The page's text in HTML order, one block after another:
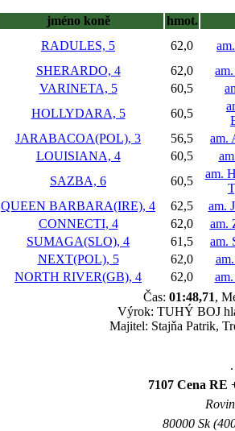
jméno koně
hmot.
RADULES, 5 62,0
SHERARDO, 4 62,0
VARINETA, 5 60,5
HOLLYDARA, 5 60,5
JARABACOA(POL), 3 56,5
am.
LOUISIANA, 4 60,5
SAZBA, 6 60,5
am.
QUEEN BARBARA(IRE), 4 62,5
am.
CONNECTI, 4 62,0
am.
SUMAGA(SLO), 4 61,5
am.
NEXT(POL), 5 62,0
NORTH RIVER(GB), 4 62,0
Čas: 01:48,71,
Výrok: TUHÝ BOJ
Majitel: Stajňa Patrik,
7107 Cena RE
80000 Sk